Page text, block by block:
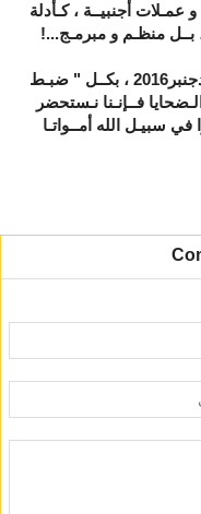
أجنبيــة ، كـأدلة
منظـم و مبرمـج...!
وفي إنتظـار قـرار غرفة الجنايات في 26 دجنبر2016 ، بكــل " ضبـط
فــإنـنا نـستحضر
سبيـل الله أمــواتـا